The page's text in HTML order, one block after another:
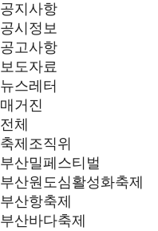
공지사항
공시정보
공고사항
보도자료
뉴스레터
매거진
전체
축제조직위
부산밀페스티벌
부산원도심활성화축제
부산항축제
부산바다축제